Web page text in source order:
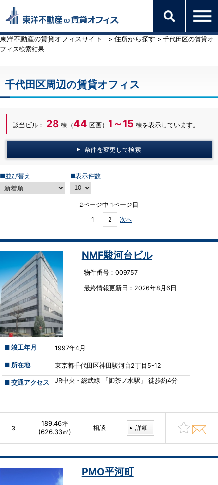
東洋不動産の賃貸オフィスサイト > 住所から探す > 千代田区の賃貸オ
フィス検索結果
千代田区周辺の賃貸オフィス
該当ビル： 28 棟（ 44 区画） 1～15 棟を表示しています。
条件を変更して検索
■並び替え ■表示件数
2ページ中 1ページ目
1
2 次へ
NMF駿河台ビル
物件番号：009757
最終情報更新⽇：2026年8月6日
■ 竣工年月 1997年4月
■ 所在地 東京都千代田区神田駿河台2丁目5-12
■ 交通アクセス JR中央・総武線 「御茶ノ水駅」 徒歩約4分
3
189.46坪
(626.33㎡)
相談 詳細
PMO平河町